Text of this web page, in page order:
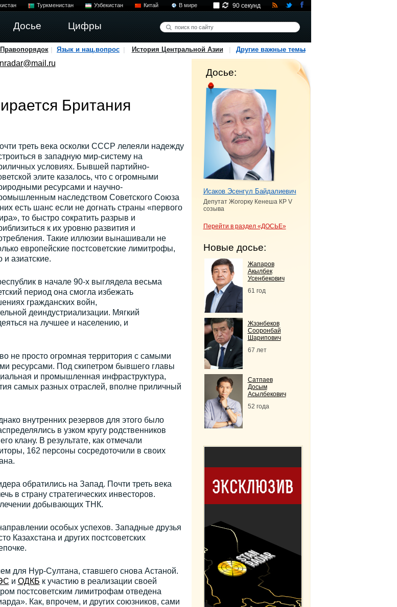
Туркменистан Узбекистан Китай В мире
Досье Цифры
90 секунд
Правопорядок Язык и нац.вопрос История Центральной Азии Другие важные темы
Британия
треть века осколки СССР лелеяли надежду
в западную мир-систему на
условиях. Бывшей партийно-
элите казалось, что с огромными
ресурсами и научно-
наследством Советского Союза
есть шанс если не догнать страны «первого
то быстро сократить разрыв и
к их уровню развития и
Такие иллюзии вынашивали не
европейские постсоветские лимитрофы,
и азиатские.
в начале 90-х выглядела весьма
период она смогла избежать
гражданских войн,
деиндустриализации. Мягкий
на лучшее и населению, и
не просто огромная территория с самыми
ресурсами. Под скипетром бывшего главы
и промышленная инфраструктура,
самых разных отраслей, вполне приличный
внутренних резервов для этого было
в узком кругу родственников
клану. В результате, как отмечали
162 персоны сосредоточили в своих
обратились на Запад. Почти треть века
в страну стратегических инвесторов.
добывающих ТНК.
особых успехов. Западные друзья
Казахстана и других постсоветских
для Нур-Султана, ставшего снова Астаной.
и ОДКБ к участию в реализации своей
постсоветским лимитрофам отведена
Как, впрочем, и других союзников, сами
Досье:
Исаков Эсенгул Байдалиевич
Депутат Жогорку Кенеша КР V
созыва
Перейти в раздел «ДОСЬЕ»
Новые досье:
Жапаров
Акылбек
Усенбекович
61 год
Жээнбеков
Сооронбай
Шарипович
67 лет
Сатпаев
Досым
Асылбекович
52 года